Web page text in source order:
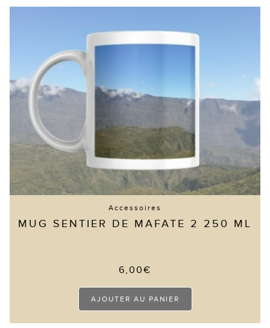
Accessoires
MUG SENTIER DE MAFATE 2 250 ML
6,00€
AJOUTER AU PANIER